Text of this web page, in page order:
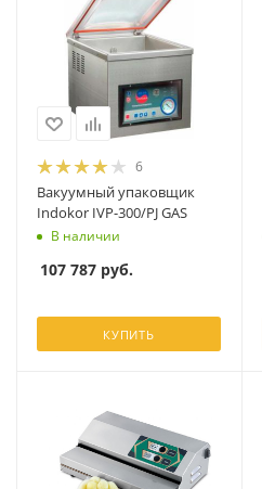
6
Вакуумный упаковщик
Indokor IVP-300/PJ GAS
В наличии
107 787 руб.
КУПИТЬ